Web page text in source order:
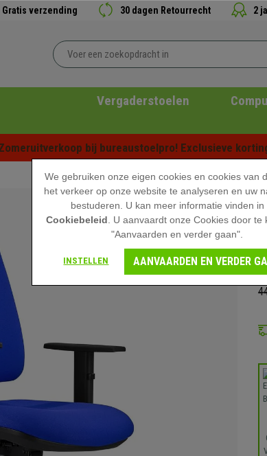
Gratis verzending 30 dagen Retourrecht 2
Vergaderstoelen
bij bureaustoelpro! Exclusieve
We gebruiken onze eigen cookies en cookies van
het verkeer op onze website te analyseren en uw
bestuderen. U kan meer informatie vinden in
Cookiebeleid . U aanvaardt onze Cookies door te
"Aanvaarden en verder gaan".
INSTELLEN AANVAARDEN EN VERDER